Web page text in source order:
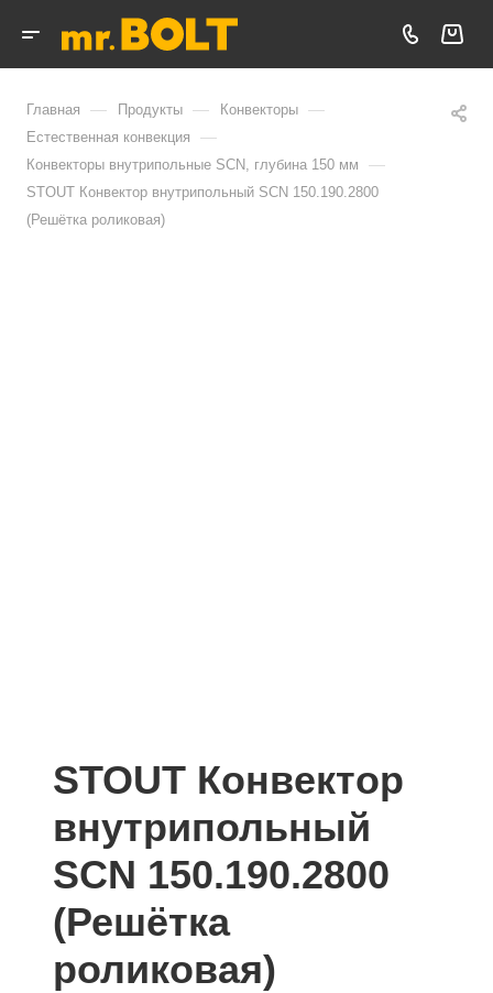
Главная — Продукты — Конвекторы —
Естественная конвекция —
Конвекторы внутрипольные SCN, глубина 150 мм —
STOUT Конвектор внутрипольный SCN 150.190.2800
(Решётка роликовая)
STOUT Конвектор
внутрипольный
SCN 150.190.2800
(Решётка
роликовая)